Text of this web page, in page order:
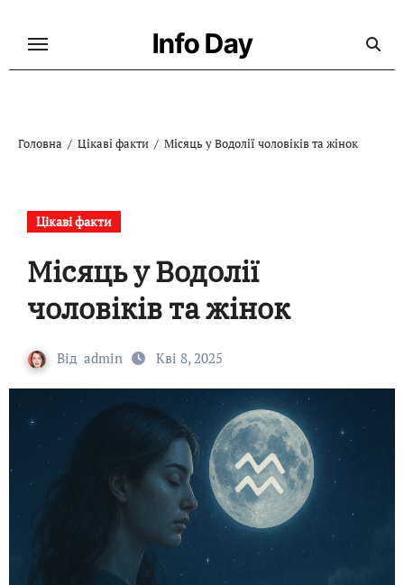
Info Day
Головна Цікаві факти Місяць у Водолії чоловіків та жінок
Цікаві факти
Місяць у Водолії
чоловіків та жінок
Від admin Кві 8, 2025